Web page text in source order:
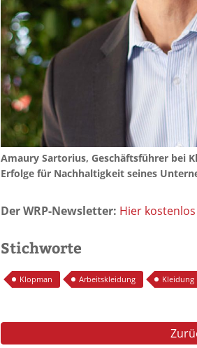
Amaury Sartorius, Geschäftsführer bei
Erfolge für Nachhaltigkeit seines
Der WRP-Newsletter: Hier
Stichworte
Klopman Arbeitskleidung Kleidung